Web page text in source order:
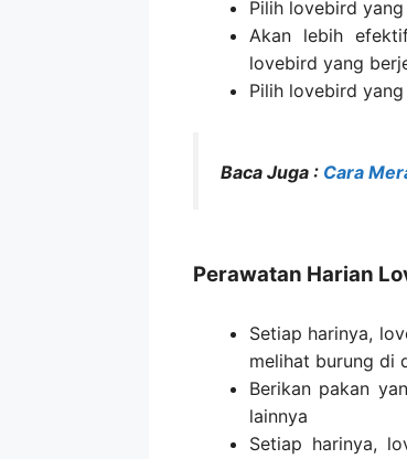
Pilih lovebird
Akan lebih
lovebird yang
Pilih lovebird
Baca Juga : Cara
Perawatan Harian
Setiap harinya,
melihat burung di
Berikan pakan
lainnya
Setiap harinya,